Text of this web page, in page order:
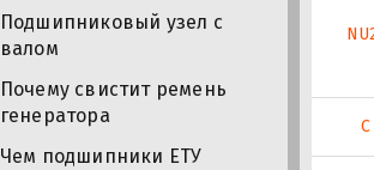
Подшипниковый узел с
валом
Почему свистит ремень
генератора
Чем подшипники ЕТУ